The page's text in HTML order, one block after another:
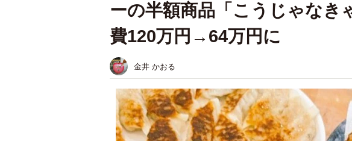
ーの半額商品「こうじゃな
費120万円→64万円に
金井 かおる